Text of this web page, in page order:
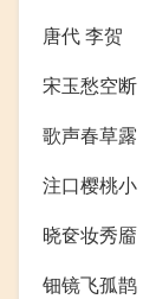
唐代 李贺
宋玉愁空断
歌声春草露
注口樱桃小
晓奁妆秀靥
钿镜飞孤鹊